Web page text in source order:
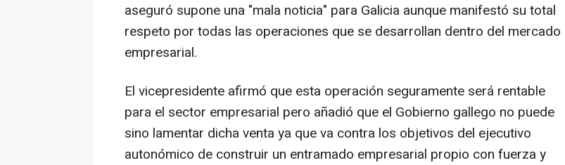
aseguró supone una "mala noticia" para Galicia aunque manifestó su total
respeto por todas las operaciones que se desarrollan dentro del mercado
empresarial.
El vicepresidente afirmó que esta operación seguramente será rentable
para el sector empresarial pero añadió que el Gobierno gallego no puede
sino lamentar dicha venta ya que va contra los objetivos del ejecutivo
autonómico de construir un entramado empresarial propio con fuerza y